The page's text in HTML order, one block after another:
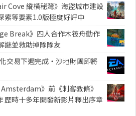
Cove 縱橫秘灣》海盜城市建設
索等要素1.0版極度好評中
Break》四人合作木筏舟動作
謎並救助掉隊隊友
交易下週完成・沙地財團即將
Amsterdam》前《刺客教條》
歷時十多年開發新影片釋出序章